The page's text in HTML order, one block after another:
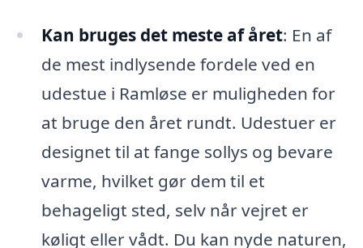
Kan bruges det meste af året: En af
de mest indlysende fordele ved en
udestue i Ramløse er muligheden for
at bruge den året rundt. Udestuer er
designet til at fange sollys og bevare
varme, hvilket gør dem til et
behageligt sted, selv når vejret er
køligt eller vådt. Du kan nyde naturen,